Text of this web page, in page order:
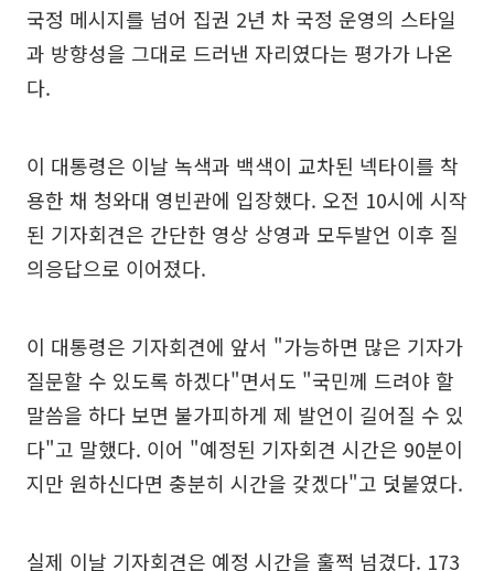
국정 메시지를 넘어 집권 2년 차 국정 운영의 스타일
과 방향성을 그대로 드러낸 자리였다는 평가가 나온
다.
이 대통령은 이날 녹색과 백색이 교차된 넥타이를 착
용한 채 청와대 영빈관에 입장했다. 오전 10시에 시작
된 기자회견은 간단한 영상 상영과 모두발언 이후 질
의응답으로 이어졌다.
이 대통령은 기자회견에 앞서 "가능하면 많은 기자가
질문할 수 있도록 하겠다"면서도 "국민께 드려야 할
말씀을 하다 보면 불가피하게 제 발언이 길어질 수 있
다"고 말했다. 이어 "예정된 기자회견 시간은 90분이
지만 원하신다면 충분히 시간을 갖겠다"고 덧붙였다.
실제 이날 기자회견은 예정 시간을 훌쩍 넘겼다. 173